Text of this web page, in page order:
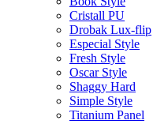
Cristall PU
Drobak Lux-flip
Especial Style
Fresh Style
Oscar Style
Shaggy Hard
Simple Style
Titanium Panel